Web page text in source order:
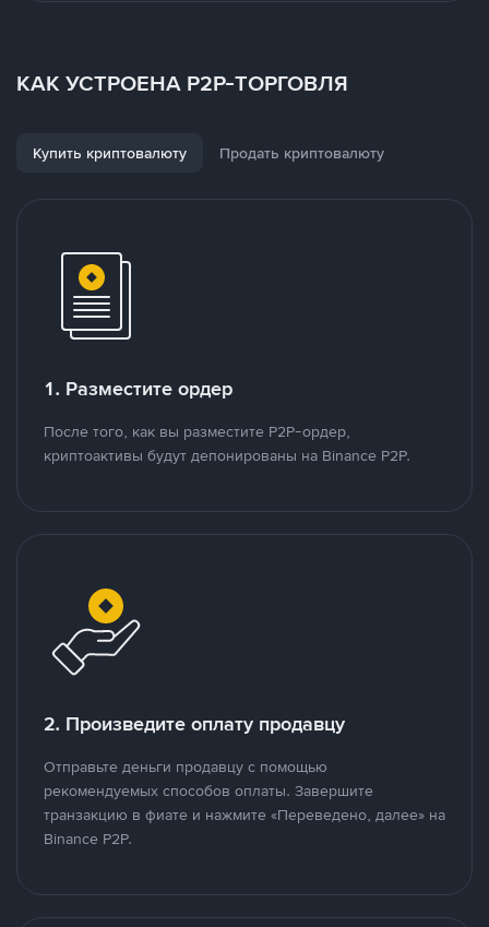
КАК УСТРОЕНА P2P-ТОРГОВЛЯ
Купить криптовалюту Продать криптовалюту
1. Разместите ордер
После того, как вы разместите P2P-ордер,
криптоактивы будут депонированы на Binance P2P.
2. Произведите оплату продавцу
Отправьте деньги продавцу с помощью
рекомендуемых способов оплаты. Завершите
транзакцию в фиате и нажмите «Переведено, далее» на
Binance P2P.